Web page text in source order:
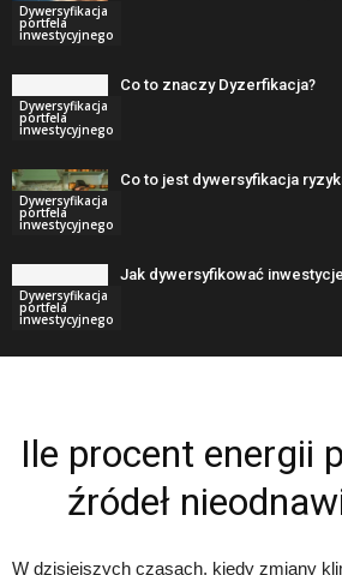
Dywersyfikacja
portfela
inwestycyjnego
Dywersyfikacja
portfela
inwestycyjnego
Co to znaczy Dyzerfikacja?
Dywersyfikacja
portfela
inwestycyjnego
Co to jest dywersyfikacja
Dywersyfikacja
portfela
inwestycyjnego
Jak dywersyfikować
Ile procent energii
źródeł
W dzisiejszych czasach, kiedy zmiany